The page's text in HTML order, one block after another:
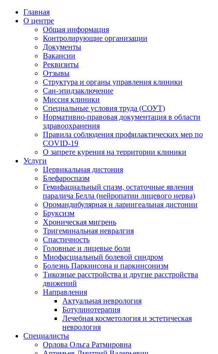
Главная
О центре
Общая информация
Контролирующие организации
Документы
Вакансии
Реквизиты
Отзывы
Структура и органы управления клиники
Сан-эпидзаключение
Миссия клиники
Специальные условия труда (СОУТ)
Нормативно-правовая документация в области
здравоохранения
Правила соблюдения профилактических мер по
COVID-19
О запрете курения на территории клиники
Услуги
Цервикальная дистония
Блефароспазм
Гемифациальный спазм, остаточные явления
паралича Белла (нейропатии лицевого нерва)
Оромандибулярная и ларингеальная дистонии
Бруксизм
Хроническая мигрень
Тригеминальная невралгия
Спастичность
Головные и лицевые боли
Миофасциальный болевой синдром
Болезнь Паркинсона и паркинсонизм
Тикозные расстройства и другие расстройства
движений
Направления
Актуальная неврология
Ботулинотерапия
Лечебная косметология и эстетическая
неврология
Специалисты
Орлова Ольга Ратмировна